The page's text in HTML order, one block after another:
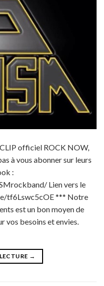
officiel ROCK NOW,
à vous abonner sur leurs
:
Lien vers le
tf6Lswc5cOE *** Notre
est un bon moyen de
vos besoins et envies.
→